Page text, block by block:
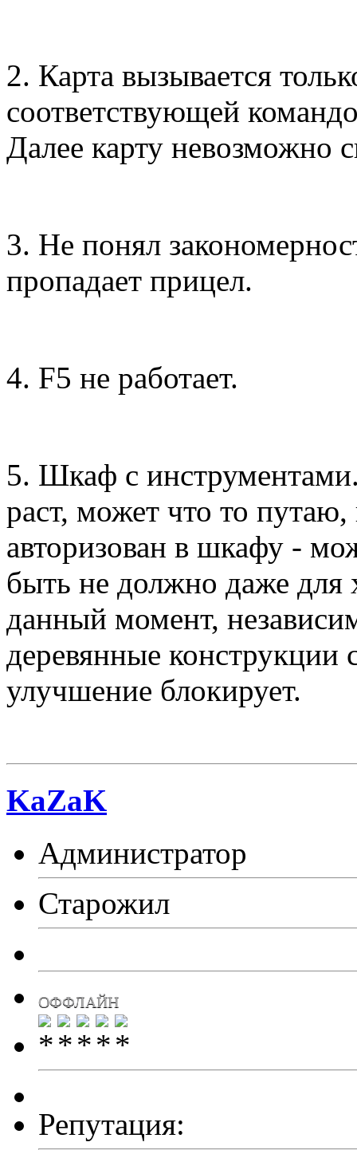
2. Карта вызывается
соответствующей
Далее карту невозможно
3. Не понял
пропадает прицел.
4. F5 не работает.
5. Шкаф с
раст, может что то путаю,
авторизован в шкафу -
быть не должно даже для
данный момент,
деревянные конструкции
улучшение блокирует.
KaZaK
Администратор
Старожил
ОФФЛАЙН
Репутация: